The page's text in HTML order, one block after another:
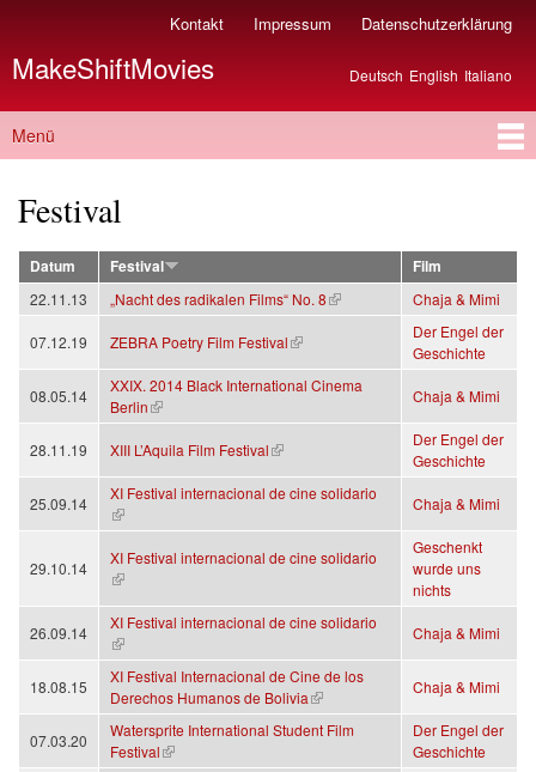
Direkt
Inhalt
Kontakt Impressum Datenschutzerklärung
MakeShiftMovies Deutsch English Italiano
Hauptmenü
Menü
Festival
Datum Festival
Film
22.11.13
„Nacht des radikalen Films“ No. 8
(Link ist extern) Chaja & Mimi
07.12.19 ZEBRA Poetry Film Festival
(Link ist extern)
Der Engel der
Geschichte
08.05.14
XXIX. 2014 Black International Cinema
Berlin
(Link ist extern)
Chaja & Mimi
28.11.19 XIII L’Aquila Film Festival
(Link ist extern)
Der Engel der
Geschichte
25.09.14
XI Festival internacional de cine solidario
(Link ist extern)
Chaja & Mimi
29.10.14
XI Festival internacional de cine solidario
(Link ist extern)
Geschenkt
wurde uns
nichts
26.09.14
XI Festival internacional de cine solidario
(Link ist extern)
Chaja & Mimi
18.08.15
XI Festival Internacional de Cine de los
Derechos Humanos de Bolivia
(Link ist extern)
Chaja & Mimi
07.03.20
Watersprite International Student Film
Festival
(Link ist extern)
Der Engel der
Geschichte